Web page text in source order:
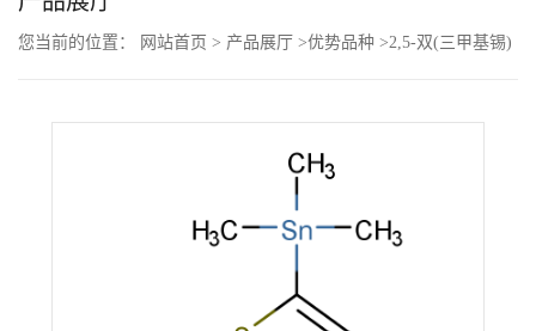
动
您当前的位置： 网站首页 > 产品展厅 >优势品种 >2,5-双(三甲基锡)